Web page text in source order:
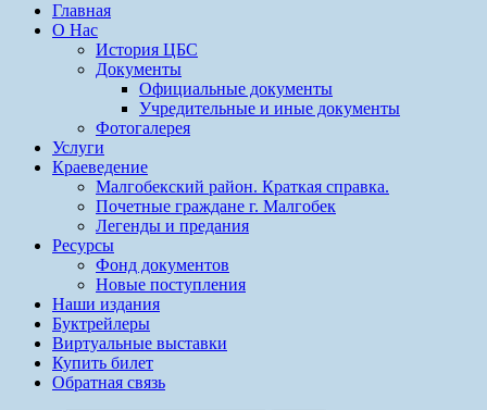
Главная
О Нас
История ЦБС
Документы
Официальные документы
Учредительные и иные документы
Фотогалерея
Услуги
Краеведение
Малгобекский район. Краткая справка.
Почетные граждане г. Малгобек
Легенды и предания
Ресурсы
Фонд документов
Новые поступления
Наши издания
Буктрейлеры
Виртуальные выставки
Купить билет
Обратная связь